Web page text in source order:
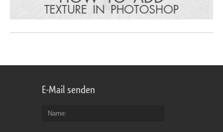
E-Mail senden
Name